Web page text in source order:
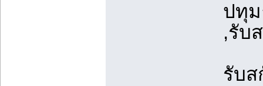
ปทุ
,รับ
รับส